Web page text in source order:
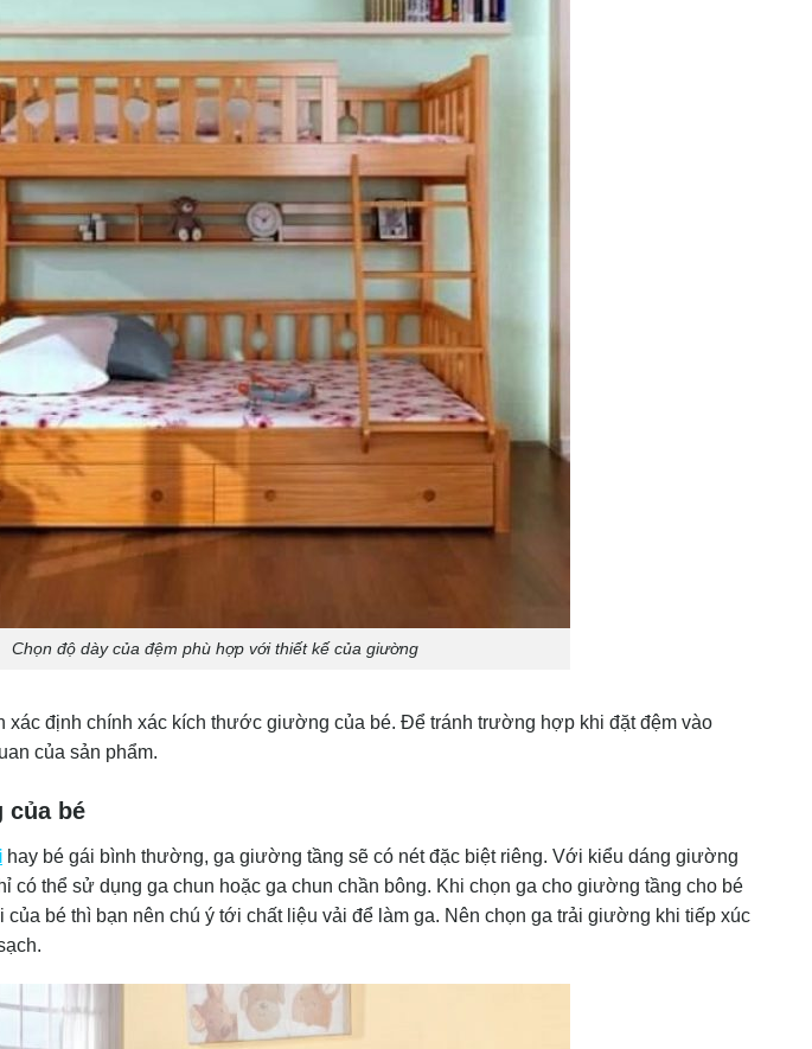
Chọn độ dày của đệm phù hợp với thiết kế của giường
xác định chính xác kích thước giường của bé. Để tránh trường hợp khi đặt đệm vào
của sản phẩm.
của bé
hay bé gái bình thường, ga giường tầng sẽ có nét đặc biệt riêng. Với kiểu dáng giường
có thể sử dụng ga chun hoặc ga chun chần bông. Khi chọn ga cho giường tầng cho bé
bé thì bạn nên chú ý tới chất liệu vải để làm ga. Nên chọn ga trải giường khi tiếp xúc